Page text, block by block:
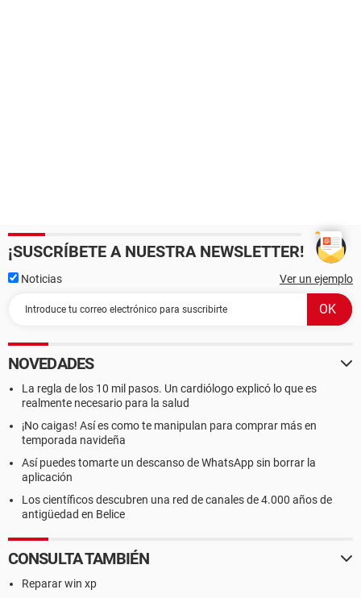
¡SUSCRÍBETE A NUESTRA NEWSLETTER!
Noticias Ver un ejemplo
NOVEDADES
La regla de los 10 mil pasos. Un cardiólogo explicó lo que es
realmente necesario para la salud
¡No caigas! Así es como te manipulan para comprar más en
temporada navideña
Así puedes tomarte un descanso de WhatsApp sin borrar la
aplicación
Los científicos descubren una red de canales de 4.000 años de
antigüedad en Belice
CONSULTA TAMBIÉN
Reparar win xp